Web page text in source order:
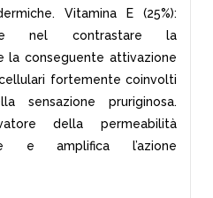
Vitamina E (25%):
nel contrastare la
la conseguente attivazione
fortemente coinvolti
sensazione pruriginosa.
della permeabilità
e amplifica l’azione